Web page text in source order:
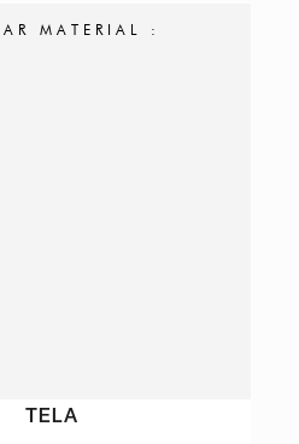
MATERIAL :
TELA